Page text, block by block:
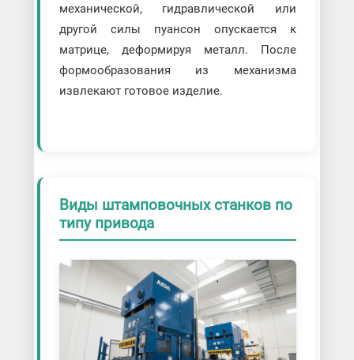
механической, гидравлической или
другой силы пуансон опускается к
матрице, деформируя металл. После
формообразования из механизма
извлекают готовое изделие.
Виды штамповочных станков по
типу привода